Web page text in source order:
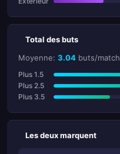
Total des buts
Moyenne: 3.04 buts/match
Plus 1.5
Plus 2.5
Plus 3.5
Les deux marquent